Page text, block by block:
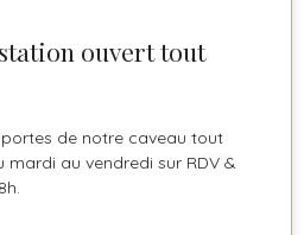
ouvert tout
de notre caveau tout
mardi au vendredi sur RDV &